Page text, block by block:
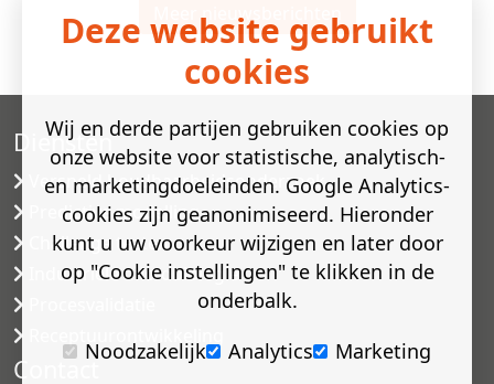
Meer nieuwsberichten
Diensten
Versneld houdbaarheidsonderzoek
Predictive modelling
Challenge testen
Industriële microbiologie
Contact
Deze website gebruikt
cookies
Wij en derde partijen gebruiken cookies op
onze website voor statistische, analytisch-
en marketingdoeleinden. Google Analytics-
cookies zijn geanonimiseerd. Hieronder
kunt u uw voorkeur wijzigen en later door
op "Cookie instellingen" te klikken in de
onderbalk.
Noodzakelijk
Analytics Marketing